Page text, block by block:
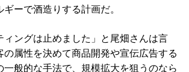
ーで酒造りする計画だ。
ングは止めました」と尾畑さんは言
の属性を決めて商品開発や宣伝広告する
一般的な手法で、規模拡大を狙うのなら